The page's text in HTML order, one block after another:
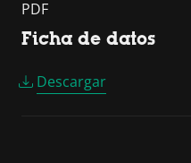
PDF
Ficha de datos
Descargar